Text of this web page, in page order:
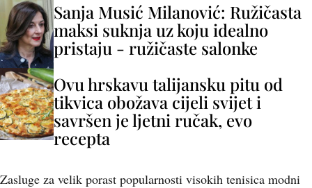
Sanja Musić Milanović: Ružičasta
maksi suknja uz koju idealno
pristaju - ružičaste salonke
Ovu hrskavu talijansku pitu od
tikvica obožava cijeli svijet i
savršen je ljetni ručak, evo
recepta
Zasluge za velik porast popularnosti visokih tenisica modni